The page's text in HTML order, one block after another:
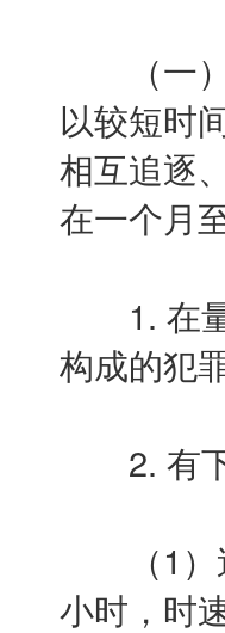
（一）
以较短时
相互追逐
在一个月
1. 在量
构成的犯
2. 有下
（1）追
小时，时